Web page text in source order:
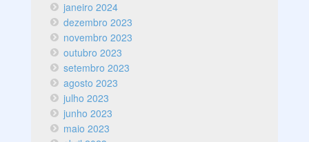
janeiro 2024
dezembro 2023
novembro 2023
outubro 2023
setembro 2023
agosto 2023
julho 2023
junho 2023
maio 2023